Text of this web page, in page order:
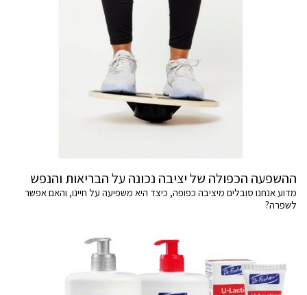
ההשפעה הכפולה של יציבה נכונה על הבריאות והנפש
מדוע אנחנו סובלים מיציבה כפופה, כיצד היא משפיעה על חיינו, והאם אפשר
לשפרה?